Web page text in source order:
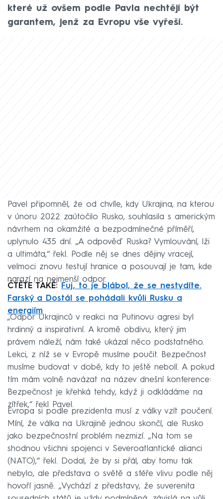
které už ovšem podle Pavla nechtějí být
garantem, jenž za Evropu vše vyřeší.
Pavel připomněl, že od chvíle, kdy Ukrajina, na kterou
v únoru 2022 zaútočilo Rusko, souhlasila s americkým
návrhem na okamžité a bezpodmínečné příměří,
uplynulo 435 dní. „A odpověď Ruska? Vymlouvání, lži
a ultimáta,“ řekl. Podle něj se dnes dějiny vracejí,
velmoci znovu testují hranice a posouvají je tam, kde
narazí na nejmenší odpor.
ČTĚTE TAKÉ: Fuj, to je blábol, že se nestydíte.
Farský a Dostál se pohádali kvůli Rusku a
energiím
„Odpor Ukrajinců v reakci na Putinovu agresi byl
hrdinný a inspirativní. A kromě obdivu, který jim
právem náleží, nám také ukázal něco podstatného.
Lekci, z níž se v Evropě musíme poučit. Bezpečnost
musíme budovat v době, kdy to ještě nebolí. A pokud
tím mám volně navázat na název dnešní konference:
Bezpečnost je křehká tehdy, když ji odkládáme na
zítřek,“ řekl Pavel.
Evropa si podle prezidenta musí z války vzít poučení.
Míní, že válka na Ukrajině jednou skončí, ale Rusko
jako bezpečnostní problém nezmizí. „Na tom se
shodnou všichni spojenci v Severoatlantické alianci
(NATO),“ řekl. Dodal, že by si přál, aby tomu tak
nebylo, ale představa o světě a sféře vlivu podle něj
hovoří jasně. „Vychází z představy, že suverenita